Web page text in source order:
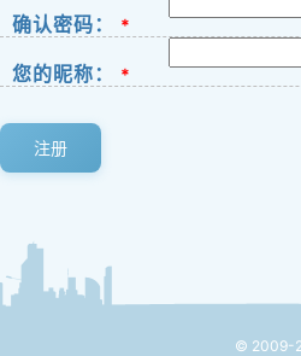
确认密码： *
您的昵称： *
注册
© 2009-